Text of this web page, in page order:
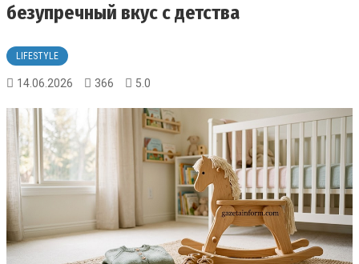
безупречный вкус с детства
LIFESTYLE
14.06.2026 366 5.0